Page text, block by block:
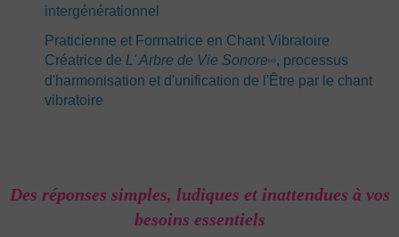
intergénérationnel
Praticienne et Formatrice en Chant Vibratoire
Créatrice de L' Arbre de Vie Sonore MS, processus
d'harmonisation et d'unification de l'Être par le chant
vibratoire
Des réponses simples, ludiques et inattendues à vos
besoins essentiels